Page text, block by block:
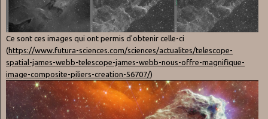
Ce sont ces images qui ont permis d'obtenir celle-ci
(https://www.futura-sciences.com/sciences/actualites/telescope-
spatial-james-webb-telescope-james-webb-nous-offre-magnifique-
image-composite-piliers-creation-56707/)